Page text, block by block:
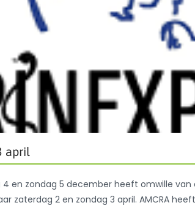
april
en zondag 5 december heeft omwille van
zaterdag 2 en zondag 3 april. AMCRA